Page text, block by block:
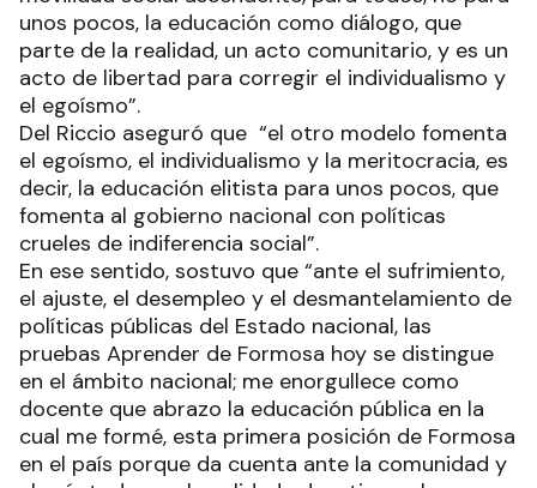
unos pocos, la educación como diálogo, que
parte de la realidad, un acto comunitario, y es un
acto de libertad para corregir el individualismo y
el egoísmo”.
Del Riccio aseguró que “el otro modelo fomenta
el egoísmo, el individualismo y la meritocracia, es
decir, la educación elitista para unos pocos, que
fomenta al gobierno nacional con políticas
crueles de indiferencia social”.
En ese sentido, sostuvo que “ante el sufrimiento,
el ajuste, el desempleo y el desmantelamiento de
políticas públicas del Estado nacional, las
pruebas Aprender de Formosa hoy se distingue
en el ámbito nacional; me enorgullece como
docente que abrazo la educación pública en la
cual me formé, esta primera posición de Formosa
en el país porque da cuenta ante la comunidad y